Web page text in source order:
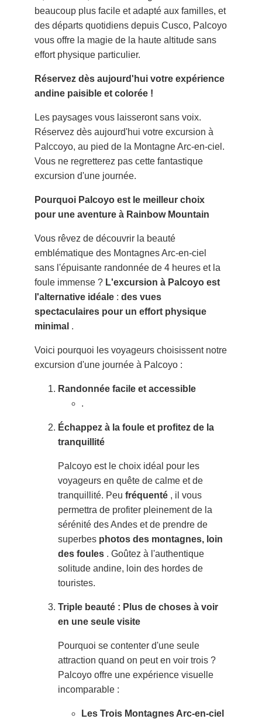
beaucoup plus facile et adapté aux familles, et
des départs quotidiens depuis Cusco, Palcoyo
vous offre la magie de la haute altitude sans
effort physique particulier.
Réservez dès aujourd'hui votre expérience
andine paisible et colorée !
Les paysages vous laisseront sans voix.
Réservez dès aujourd'hui votre excursion à
Palccoyo, au pied de la Montagne Arc-en-ciel.
Vous ne regretterez pas cette fantastique
excursion d'une journée.
Pourquoi Palcoyo est le meilleur choix
pour une aventure à Rainbow Mountain
Vous rêvez de découvrir la beauté
emblématique des Montagnes Arc-en-ciel
sans l'épuisante randonnée de 4 heures et la
foule immense ? L'excursion à Palcoyo est
l'alternative idéale :des vues
spectaculaires pour un effort physique
minimal .
Voici pourquoi les voyageurs choisissent notre
excursion d'une journée à Palcoyo :
Randonnée facile et accessible
.
Échappez à la foule et profitez de la
tranquillité
Palcoyo est le choix idéal pour les
voyageurs en quête de calme et de
tranquillité. Peufréquenté , il vous
permettra de profiter pleinement de la
sérénité des Andes et de prendre de
superbes photos des montagnes, loin
des foules . Goûtez à l'authentique
solitude andine, loin des hordes de
touristes.
Triple beauté : Plus de choses à voir
en une seule visite
Pourquoi se contenter d'une seule
attraction quand on peut en voir trois ?
Palcoyo offre une expérience visuelle
incomparable :
Les Trois Montagnes Arc-en-ciel